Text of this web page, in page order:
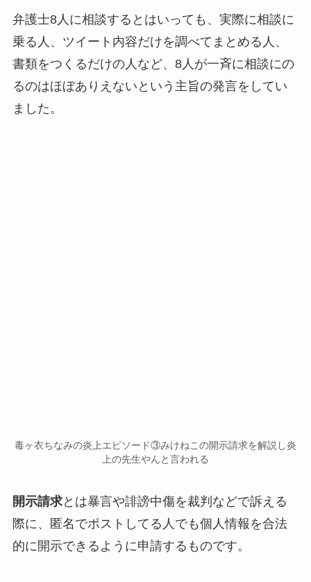
弁護士8人に相談するとはいっても、実際に相談に
乗る人、ツイート内容だけを調べてまとめる人、
書類をつくるだけの人など、 8人が一斉に相談にの
るのはほぼありえない という主旨の発言をしてい
ました。
毒ヶ衣ちなみの炎上エピソード③みけねこの開示請求を解説し炎
上の先生やんと言われる
開示請求とは暴言や誹謗中傷を裁判などで訴える
際に、匿名でポストしてる人でも個人情報を合法
的に開示できるように申請するものです。